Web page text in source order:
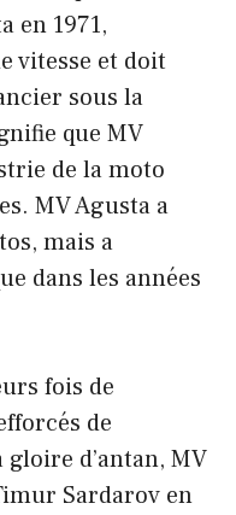
en 1971,
vitesse et doit
sous la
que MV
de la moto
MV Agusta a
mais a
dans les années
fois de
de
d’antan, MV
Sardarov en